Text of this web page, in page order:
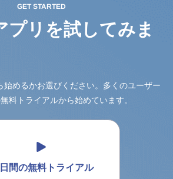
GET STARTED
プリを試してみま
始めるかお選びください。多くのユーザー
料トライアルから始めています。
間の無料トライアル